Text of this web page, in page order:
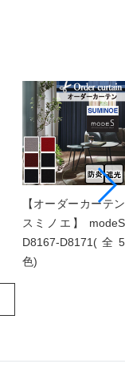
【オーダーカーテン
スミノエ】 modeS
D8167-D8171(全5
色)